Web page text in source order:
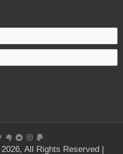
All Rights Reserved |